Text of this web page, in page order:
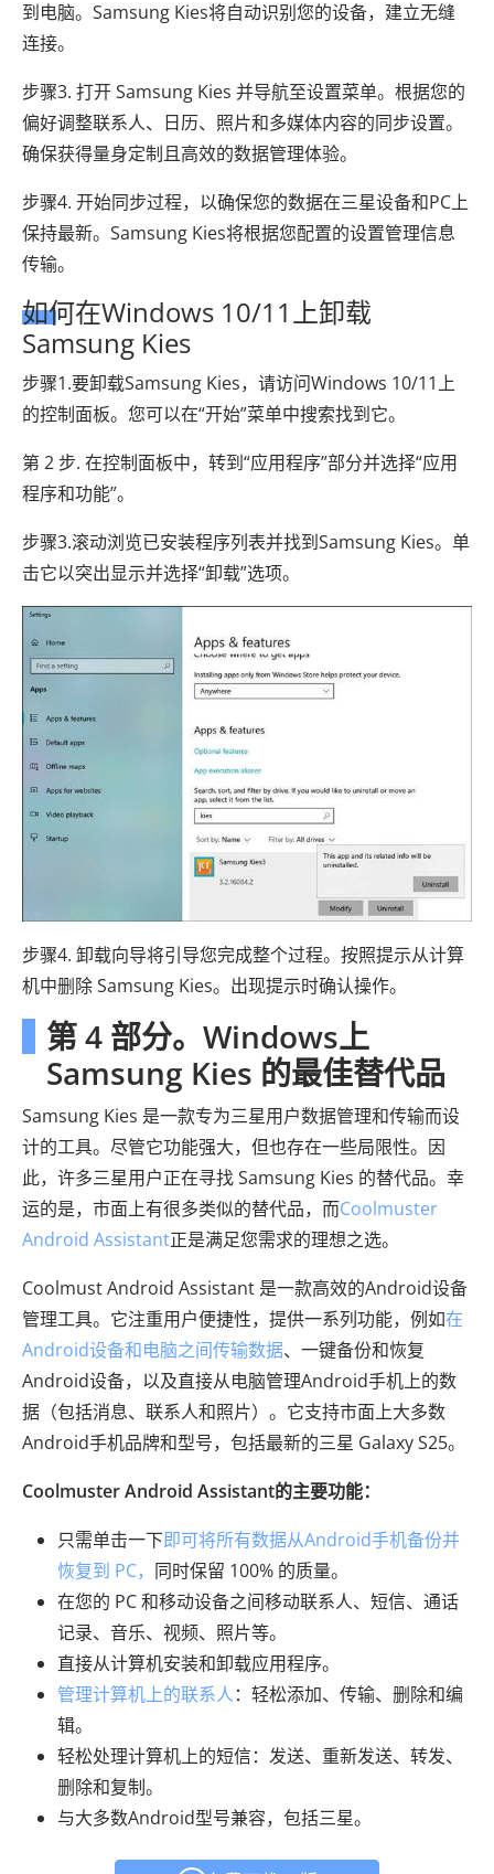
到电脑。Samsung Kies将自动识别您的设备，建立无缝
连接。
步骤3. 打开 Samsung Kies 并导航至设置菜单。根据您的
偏好调整联系人、日历、照片和多媒体内容的同步设置。
确保获得量身定制且高效的数据管理体验。
步骤4. 开始同步过程，以确保您的数据在三星设备和PC上
保持最新。Samsung Kies将根据您配置的设置管理信息
传输。
如何在Windows 10/11上卸载
Samsung Kies
步骤1.要卸载Samsung Kies，请访问Windows 10/11上
的控制面板。您可以在“开始”菜单中搜索找到它。
第 2 步. 在控制面板中，转到“应用程序”部分并选择“应用
程序和功能”。
步骤3.滚动浏览已安装程序列表并找到Samsung Kies。单
击它以突出显示并选择“卸载”选项。
步骤4. 卸载向导将引导您完成整个过程。按照提示从计算
机中删除 Samsung Kies。出现提示时确认操作。
第 4 部分。Windows上
Samsung Kies 的最佳替代品
Samsung Kies 是一款专为三星用户数据管理和传输而设
计的工具。尽管它功能强大，但也存在一些局限性。因
此，许多三星用户正在寻找 Samsung Kies 的替代品。幸
运的是，市面上有很多类似的替代品，而Coolmuster
Android Assistant正是满足您需求的理想之选。
Coolmust Android Assistant 是一款高效的Android设备
管理工具。它注重用户便捷性，提供一系列功能，例如在
Android设备和电脑之间传输数据、一键备份和恢复
Android设备，以及直接从电脑管理Android手机上的数
据（包括消息、联系人和照片）。它支持市面上大多数
Android手机品牌和型号，包括最新的三星 Galaxy S25。
Coolmuster Android Assistant的主要功能：
只需单击一下即可将所有数据从Android手机备份并
恢复到 PC， 同时保留 100% 的质量。
在您的 PC 和移动设备之间移动联系人、短信、通话
记录、音乐、视频、照片等。
直接从计算机安装和卸载应用程序。
管理计算机上的联系人：轻松添加、传输、删除和编
辑。
轻松处理计算机上的短信：发送、重新发送、转发、
删除和复制。
与大多数Android型号兼容，包括三星。